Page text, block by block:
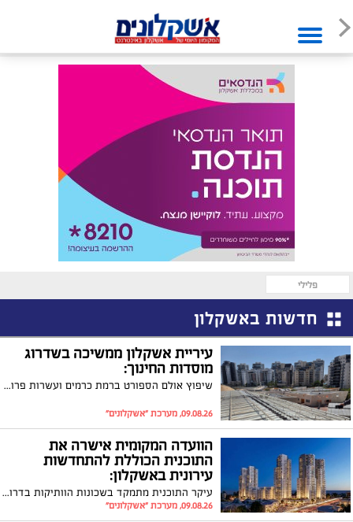
פלילי
חדשות באשקלון
עיריית אשקלון ממשיכה בשדרוג
מוסדות החינוך:
שיפוץ אולם הספורט ברמת כרמים ועשרות פרויקטים ברחבי העיר לקראת פתיחת שנת הלימודים
09.08.26, מערכת "אשקלונים"
הוועדה המקומית אישרה את
התוכנית הכוללת להתחדשות
עירונית באשקלון:
עיקר התוכנית מתמקד בשכונות הוותיקות בדרום העיר, ובהן שמשון, שפירא וגבעת ציון זאת לצד המענה הנדרש לתשתיות, למוסדות ציבור ולמרחב הציבורי
09.08.26, מערכת "אשקלונים"